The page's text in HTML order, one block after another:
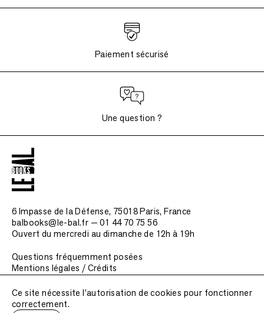
Paiement sécurisé
Une question ?
6 Impasse de la Défense, 75018 Paris, France
balbooks@le-bal.fr — 01 44 70 75 56
Ouvert du mercredi au dimanche de 12h à 19h
Questions fréquemment posées
Mentions légales / Crédits
Soumettre une publication
Ce site nécessite l'autorisation de cookies pour fonctionner
correctement.